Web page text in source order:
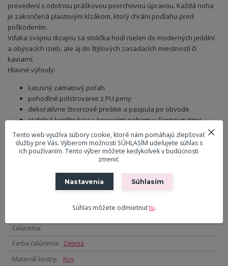
prevedení s odolnou práškovou povrchovou úpravou. Každá noha
je zakončená plastovým klzákom, ktorý chráni podlahu pred
poškodením.
Vďaka svojmu dizajnu sa stolička hodí nielen do moderných jedální
a obývacích izieb, ale aj do štýlových zasadacích miestností či
kaviarní.
Hlavné výhody:
luxusný zamatový poťah
pohodlné polstrovanie z PU peny
dekoratívne štvorcové prešitie a paspula po obvode
stabilná konštrukcia s kovovými nohami v čiernej matnej
farbe
plastové klzáky proti poškodeniu podlahy
univerzálne využitie – jedáleň, obývačka, zasadacia
čalúnenia
Farba čalúnenia
Zelená
Materiál kostry
Kov
Tento web využíva súbory cookie, ktoré nám pomáhajú zlepšovať
služby pre Vás. Výberom možnosti SÚHLASÍM udeľujete súhlas s
ich používaním. Tento výber môžete kedykoľvek v budúcnosti
zmeniť.
Nastavenia Súhlasím
Súhlas môžete odmietnuťtu.